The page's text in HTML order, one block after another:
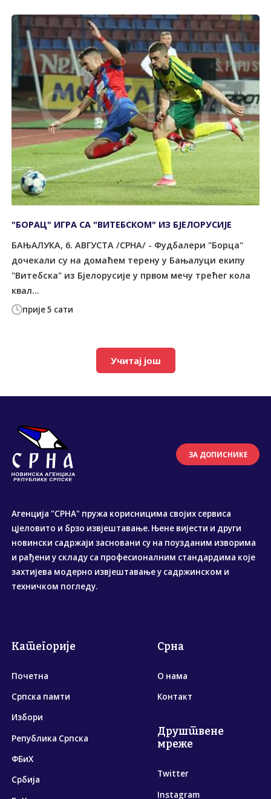
прије 5 сати
"БОРАЦ" ИГРА СА "ВИТЕБСКОМ" ИЗ БЈЕЛОРУСИЈЕ
БАЊАЛУКА, 6. АВГУСТА /СРНА/ - Фудбалери "Борца"
дочекали су на домаћем терену у Бањалуци екипу
"Витебска" из Бјелорусије у првом мечу трећег кола
квал...
Учитај још
ЗА ДОПИСНИКЕ
Агенција "СРНА" пружа корисницима својих сервиса
цјеловито и брзо извјештавање. Њене вијести и други
новински садржаји засновани су на поузданим изворима
и рађени у складу са професионалним стандардима које
захтијева модерно извјештавање у садржинском и
техничком погледу.
Категорије
Почетна
Српска памти
Избори
Република Српска
ФБиХ
Србија
Срна
О нама
Контакт
Друштвене
мреже
Twitter
Instagram